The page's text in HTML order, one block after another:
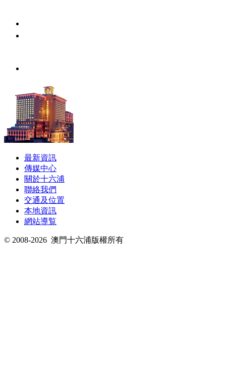
最新資訊
傳媒中心
關於十六浦
聯絡我們
交通及位置
本地資訊
網站導覧
© 2008-2026 澳門十六浦版權所有